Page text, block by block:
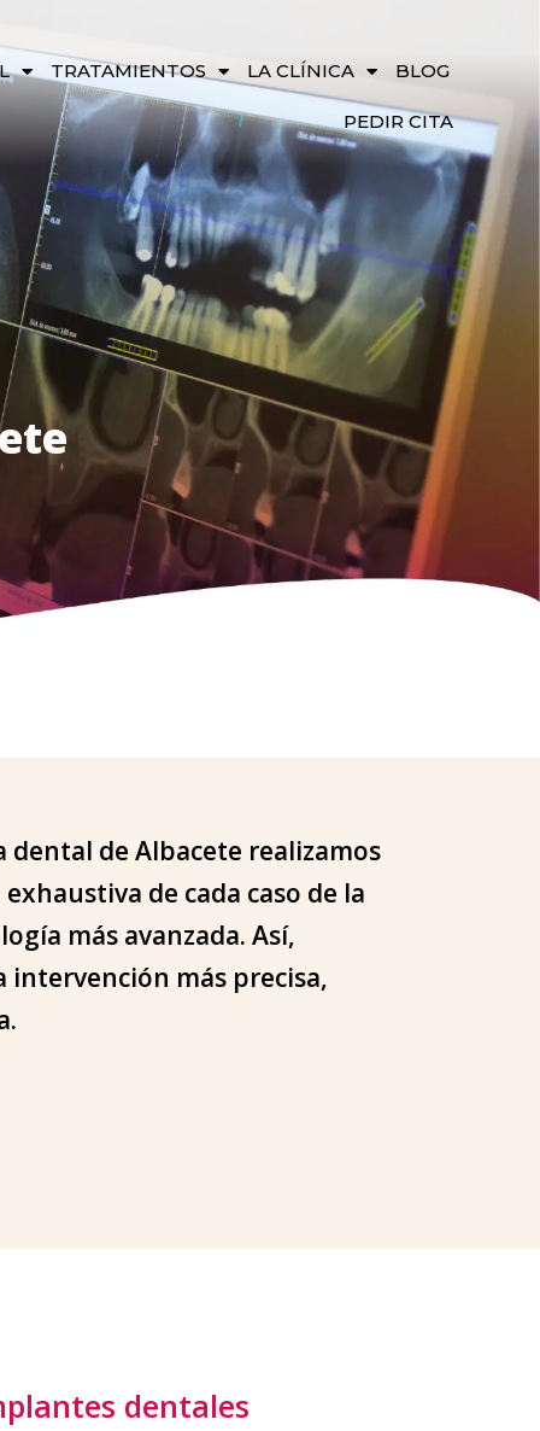
TRATAMIENTOS LA CLÍNICA BLOG
PEDIR CITA
dental de Albacete realizamos
de cada caso de la
más avanzada. Así,
intervención más precisa,
dentales